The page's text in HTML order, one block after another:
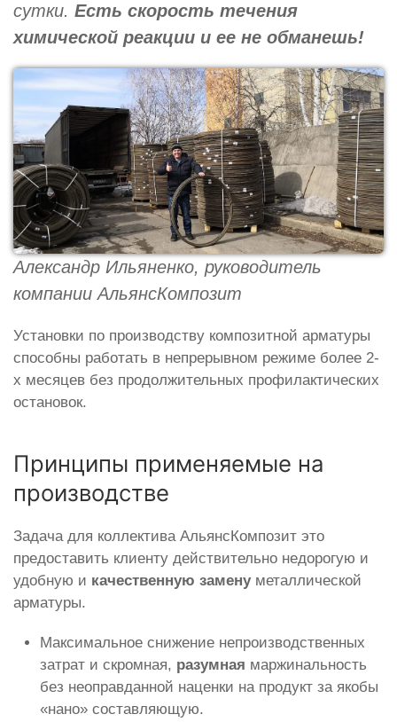
сутки. Есть скорость течения
химической реакции и ее не обманешь!
Александр Ильяненко, руководитель
компании АльянсКомпозит
Установки по производству композитной арматуры
способны работать в непрерывном режиме более 2-
х месяцев без продолжительных профилактических
остановок.
Принципы применяемые на
производстве
Задача для коллектива АльянсКомпозит это
предоставить клиенту действительно недорогую и
удобную и качественную заменуметаллической
арматуры.
Максимальное снижение непроизводственных
затрат и скромная, разумная маржинальность
без неоправданной наценки на продукт за якобы
«нано» составляющую.